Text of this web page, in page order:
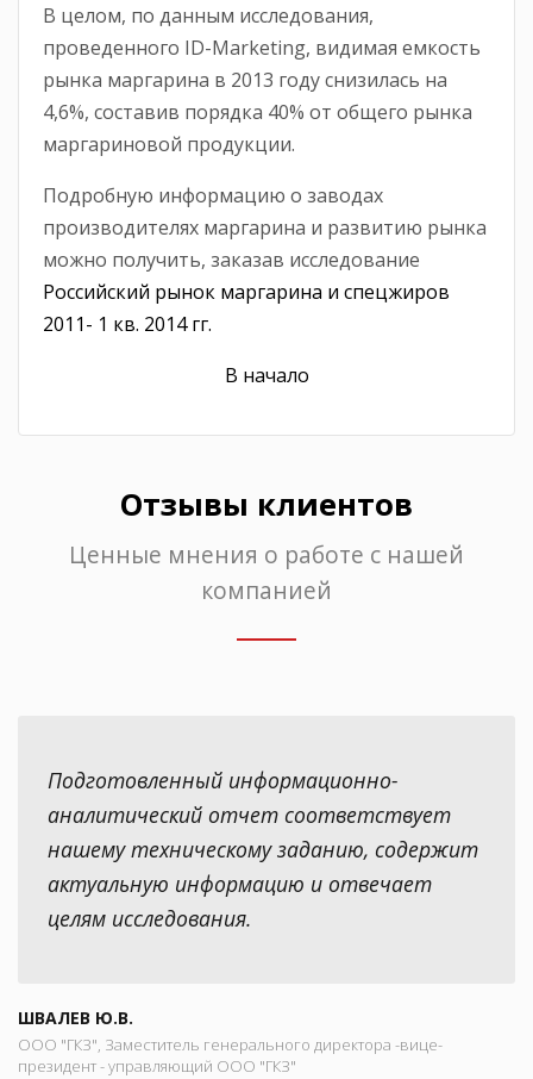
В целом, по данным исследования,
проведенного ID-Marketing, видимая емкость
рынка маргарина в 2013 году снизилась на
4,6%, составив порядка 40% от общего рынка
маргариновой продукции.
Подробную информацию о заводах
производителях маргарина и развитию рынка
можно получить, заказав исследование
Российский рынок маргарина и спецжиров
2011- 1 кв. 2014 гг.
В начало
Отзывы клиентов
Ценные мнения о работе с нашей
компанией
Подготовленный информационно-
аналитический отчет соответствует
нашему техническому заданию, содержит
актуальную информацию и отвечает
целям исследования.
ШВАЛЕВ Ю.В.
ООО "ГКЗ", Заместитель генерального директора -вице-
президент - управляющий ООО "ГКЗ"